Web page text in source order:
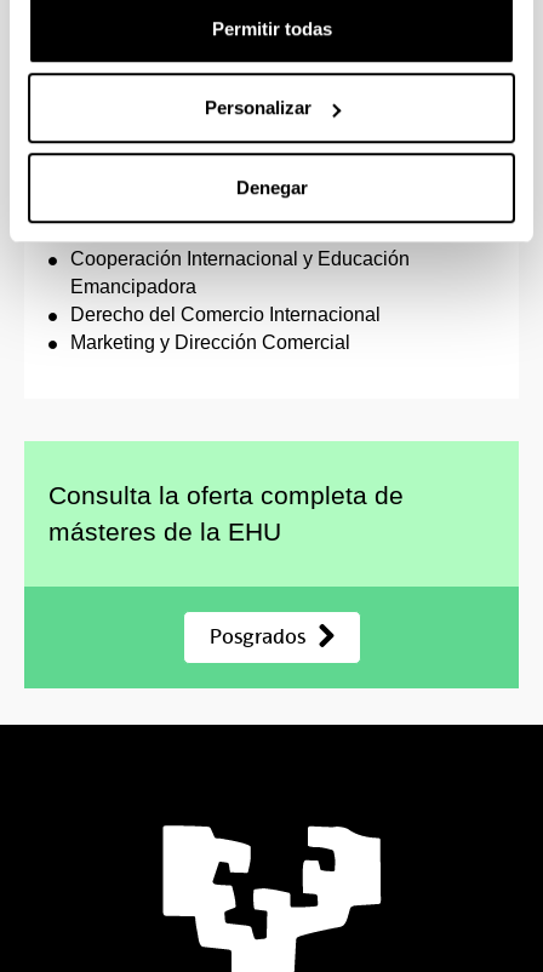
Permitir todas
Personalizar
Denegar
Digital Management & ERP: Gestión de la
Emprendimiento y Dirección de Empresas (MBA
e3)
Medio Ambiente, Sostenibilidad y ODS
Cooperación Internacional y Educación
Emancipadora
Derecho del Comercio Internacional
Marketing y Dirección Comercial
Consulta la oferta completa de
másteres de la EHU
Posgrados